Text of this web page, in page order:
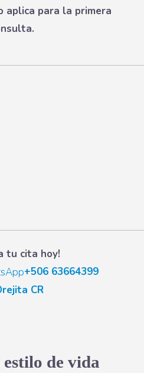
aplica para la primera
tu cita hoy!
+506 63664399
CR
de vida